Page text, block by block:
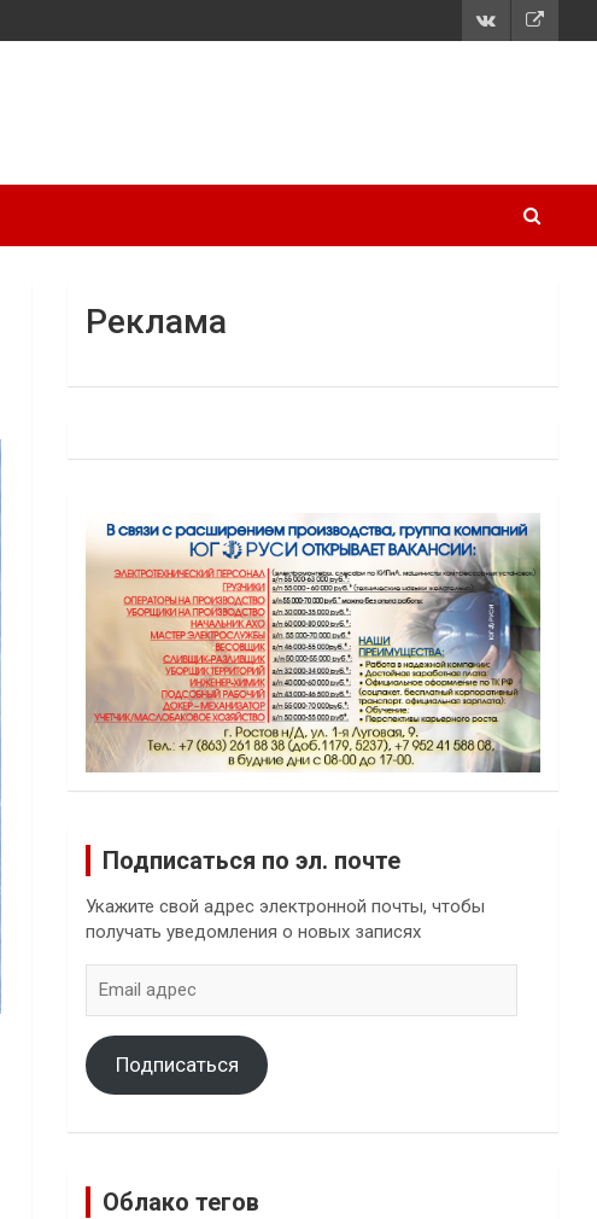
Реклама
Подписаться по эл. почте
Укажите свой адрес электронной почты, чтобы
получать уведомления о новых записях
адрес
Подписаться
Облако тегов